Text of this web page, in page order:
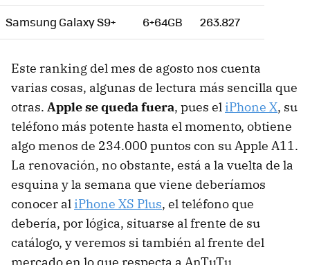
Samsung Galaxy S9+ 6+64GB 263.827
Este ranking del mes de agosto nos cuenta
varias cosas, algunas de lectura más sencilla que
otras. Apple se queda fuera, pues el iPhone X, su
teléfono más potente hasta el momento, obtiene
algo menos de 234.000 puntos con su Apple A11.
La renovación, no obstante, está a la vuelta de la
esquina y la semana que viene deberíamos
conocer al iPhone XS Plus, el teléfono que
debería, por lógica, situarse al frente de su
catálogo, y veremos si también al frente del